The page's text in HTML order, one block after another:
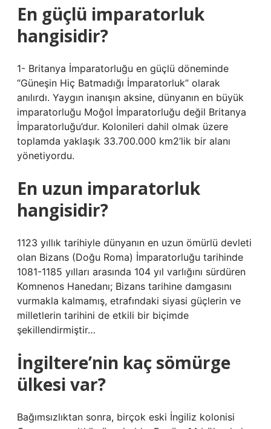
En güçlü imparatorluk
hangisidir?
1- Britanya İmparatorluğu en güçlü döneminde
“Güneşin Hiç Batmadığı İmparatorluk” olarak
anılırdı. Yaygın inanışın aksine, dünyanın en büyük
imparatorluğu Moğol İmparatorluğu değil Britanya
İmparatorluğu’dur. Kolonileri dahil olmak üzere
toplamda yaklaşık 33.700.000 km2’lik bir alanı
yönetiyordu.
En uzun imparatorluk
hangisidir?
1123 yıllık tarihiyle dünyanın en uzun ömürlü devleti
olan Bizans (Doğu Roma) İmparatorluğu tarihinde
1081-1185 yılları arasında 104 yıl varlığını sürdüren
Komnenos Hanedanı; Bizans tarihine damgasını
vurmakla kalmamış, etrafındaki siyasi güçlerin ve
milletlerin tarihini de etkili bir biçimde
şekillendirmiştir…
İngiltere’nin kaç sömürge
ülkesi var?
Bağımsızlıktan sonra, birçok eski İngiliz kolonisi